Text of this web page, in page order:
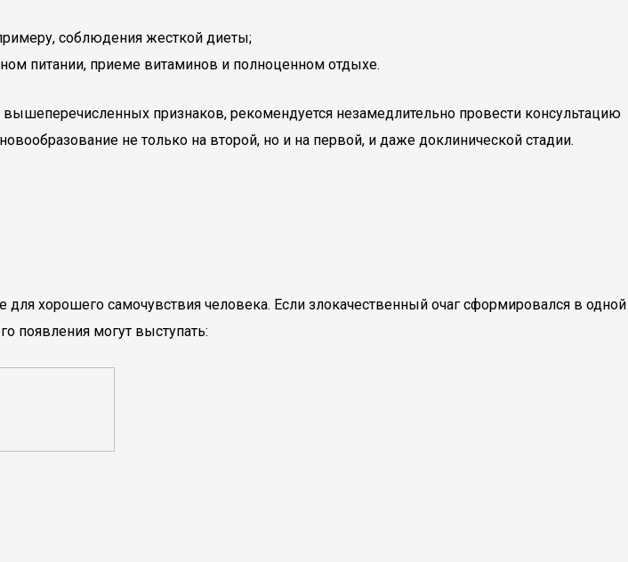
соблюдения жесткой диеты;
питании, приеме витаминов и полноценном отдыхе.
признаков, рекомендуется незамедлительно провести консультацию
не только на второй, но и на первой, и даже доклинической стадии.
хорошего самочувствия человека. Если злокачественный очаг сформировался в одной
появления могут выступать: